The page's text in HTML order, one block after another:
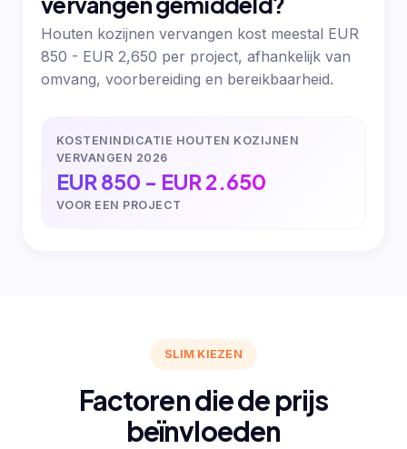
Houten kozijnen vervangen kost meestal EUR
850 - EUR 2,650 per project, afhankelijk van
omvang, voorbereiding en bereikbaarheid.
KOSTENINDICATIE HOUTEN KOZIJNEN
VERVANGEN 2026
EUR 850 - EUR 2.650
VOOR EEN PROJECT
SLIM KIEZEN
Factoren die de prijs
beïnvloeden